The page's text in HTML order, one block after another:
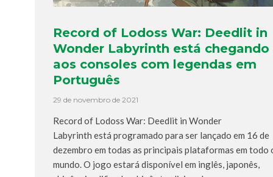
Record of Lodoss War: Deedlit in
Wonder Labyrinth está chegando
aos consoles com legendas em
Português
29 de novembro de 2021
Record of Lodoss War: Deedlit in Wonder
Labyrinth está programado para ser lançado em 16 de
dezembro em todas as principais plataformas em todo
mundo. O jogo estará disponível em inglês, japonês,